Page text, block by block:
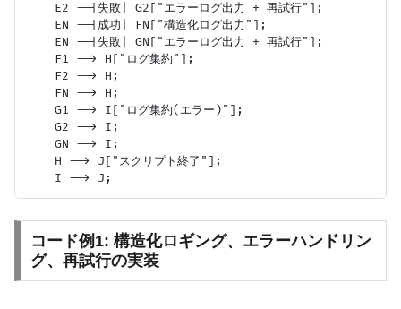
    E2 --|失敗| G2["エラーログ出力 + 再試行"];
    EN --|成功| FN["構造化ログ出力"];
    EN --|失敗| GN["エラーログ出力 + 再試行"];
    F1 --> H["ログ集約"];
    F2 --> H;
    FN --> H;
    G1 --> I["ログ集約(エラー)"];
    G2 --> I;
    GN --> I;
    H --> J["スクリプト終了"];
コード例1: 構造化ロギング、エラーハンドリン
グ、再試行の実装